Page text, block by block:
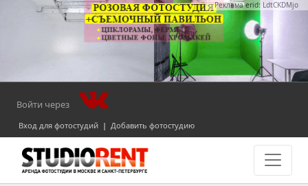
Реклама erid: LdtCKDMjo
Войти через
Вход для фотостудий | Добавить фотостудию